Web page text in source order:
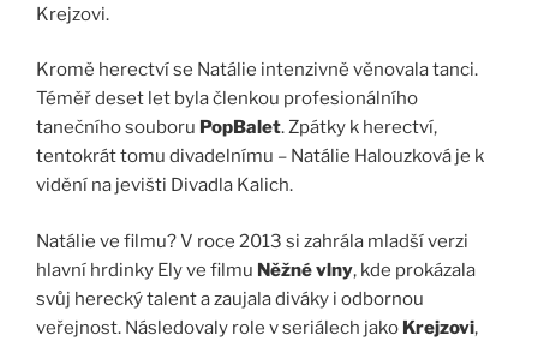
Krejzovi.
Kromě herectví se Natálie intenzivně věnovala tanci.
Téměř deset let byla členkou profesionálního
tanečního souboru PopBalet. Zpátky k herectví,
tentokrát tomu divadelnímu – Natálie Halouzková je k
vidění na jevišti Divadla Kalich.
Natálie ve filmu? V roce 2013 si zahrála mladší verzi
hlavní hrdinky Ely ve filmu Něžné vlny, kde prokázala
svůj herecký talent a zaujala diváky i odbornou
veřejnost. Následovaly role v seriálech jako Krejzovi,